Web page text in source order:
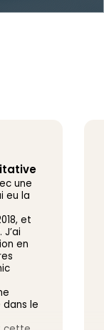
une
eu la
et
en
le